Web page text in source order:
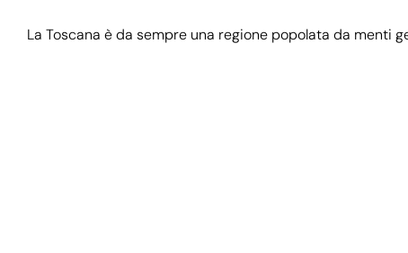
La Toscana è da sempre una regione popolata da menti